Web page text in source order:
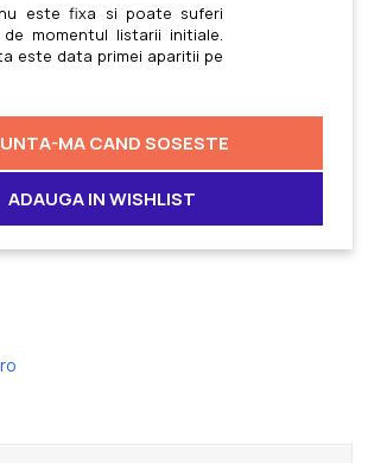
este fixa si poate suferi
momentul listarii initiale.
este data primei aparitii pe
MA CAND SOSESTE
ADAUGA IN WISHLIST